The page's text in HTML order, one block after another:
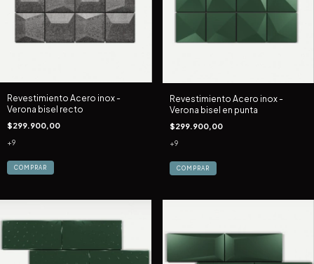
Revestimiento Acero inox -
Verona bisel recto
$299.900,00
+9
COMPRAR
Revestimiento Acero inox -
Verona bisel en punta
$299.900,00
+9
COMPRAR